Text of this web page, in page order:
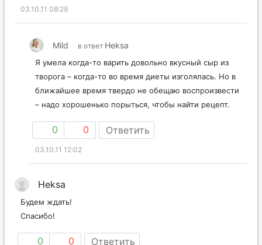
03.10.11 08:29
Я умела когда-то варить довольно вкусный сыр из
творога – когда-то во время диеты изголялась. Но в
ближайшее время твердо не обещаю воспроизвести
0 0 Ответить
03.10.11 12:02
Будем ждать!